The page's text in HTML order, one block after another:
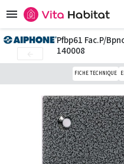

Pfbp61 Fac.P/
140008
FICHE TECHNIQUE